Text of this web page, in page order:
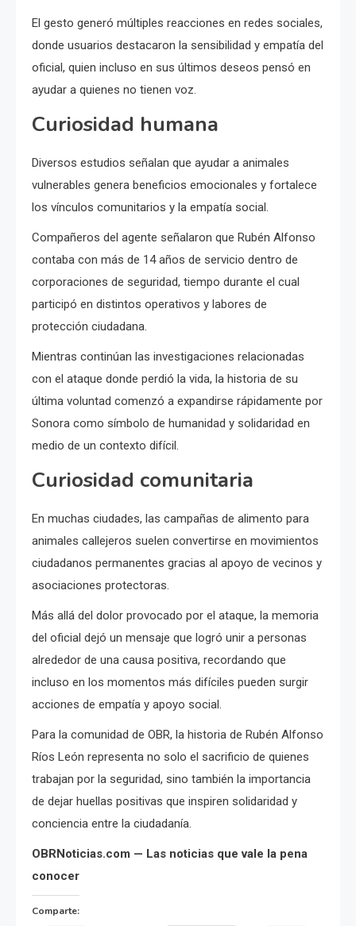
El gesto generó múltiples reacciones en redes sociales,
donde usuarios destacaron la sensibilidad y empatía del
oficial, quien incluso en sus últimos deseos pensó en
ayudar a quienes no tienen voz.
Curiosidad humana
Diversos estudios señalan que ayudar a animales
vulnerables genera beneficios emocionales y fortalece
los vínculos comunitarios y la empatía social.
Compañeros del agente señalaron que Rubén Alfonso
contaba con más de 14 años de servicio dentro de
corporaciones de seguridad, tiempo durante el cual
participó en distintos operativos y labores de
protección ciudadana.
Mientras continúan las investigaciones relacionadas
con el ataque donde perdió la vida, la historia de su
última voluntad comenzó a expandirse rápidamente por
Sonora como símbolo de humanidad y solidaridad en
medio de un contexto difícil.
Curiosidad comunitaria
En muchas ciudades, las campañas de alimento para
animales callejeros suelen convertirse en movimientos
ciudadanos permanentes gracias al apoyo de vecinos y
asociaciones protectoras.
Más allá del dolor provocado por el ataque, la memoria
del oficial dejó un mensaje que logró unir a personas
alrededor de una causa positiva, recordando que
incluso en los momentos más difíciles pueden surgir
acciones de empatía y apoyo social.
Para la comunidad de OBR, la historia de Rubén Alfonso
Ríos León representa no solo el sacrificio de quienes
trabajan por la seguridad, sino también la importancia
de dejar huellas positivas que inspiren solidaridad y
conciencia entre la ciudadanía.
OBRNoticias.com — Las noticias que vale la pena
conocer
Comparte: